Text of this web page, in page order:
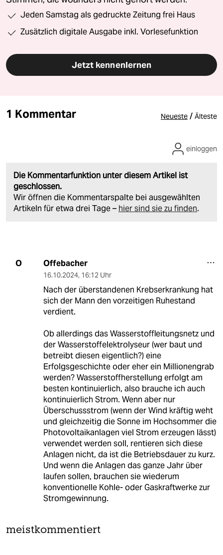
Jeden Samstag als gedruckte Zeitung frei Haus
Zusätzlich digitale Ausgabe inkl. Vorlesefunktion
Jetzt kennenlernen
1 Kommentar Neueste / Älteste
Die Kommentarfunktion unter diesem Artikel ist
geschlossen.
Wir öffnen die Kommentarspalte bei ausgewählten
Artikeln für etwa drei Tage – hier sind sie zu finden.
einloggen
O Offebacher
16.10.2024, 16:12 Uhr
Nach der überstandenen Krebserkrankung hat
sich der Mann den vorzeitigen Ruhestand
verdient.
Ob allerdings das Wasserstoffleitungsnetz und
der Wasserstoffelektrolyseur (wer baut und
betreibt diesen eigentlich?) eine
Erfolgsgeschichte oder eher ein Millionengrab
werden? Wasserstoffherstellung erfolgt am
besten kontinuierlich, also brauche ich auch
kontinuierlich Strom. Wenn aber nur
Überschussstrom (wenn der Wind kräftig weht
und gleichzeitig die Sonne im Hochsommer die
Photovoltaikanlagen viel Strom erzeugen lässt)
verwendet werden soll, rentieren sich diese
Anlagen nicht, da ist die Betriebsdauer zu kurz.
Und wenn die Anlagen das ganze Jahr über
laufen sollen, brauchen sie wiederum
konventionelle Kohle- oder Gaskraftwerke zur
Stromgewinnung.
meistkommentiert